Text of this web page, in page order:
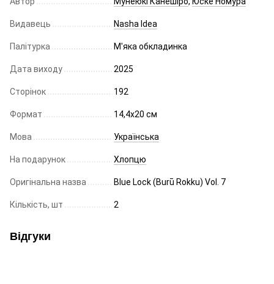
Видавець Nasha Idea
Палітурка М'яка обкладинка
Дата виходу 2025
Сторінок 192
Формат 14,4x20 cм
Мова Українська
На подарунок Хлопцю
Оригінальна назва Blue Lock (Burū Rokku) Vol. 7
Кількість, шт 2
Відгуки